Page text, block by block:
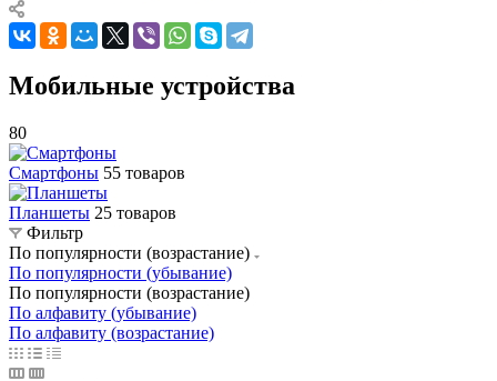
Мобильные устройства
80
Смартфоны 55 товаров
Планшеты 25 товаров
Фильтр
По популярности (возрастание)
По популярности (убывание)
По популярности (возрастание)
По алфавиту (убывание)
По алфавиту (возрастание)